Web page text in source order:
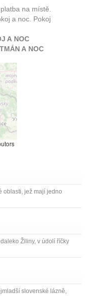
na místě.
a noc. Pokoj
A NOC
A NOC
oblasti, jež mají jedno
Žiliny, v údolí říčky
slovenské lázně,